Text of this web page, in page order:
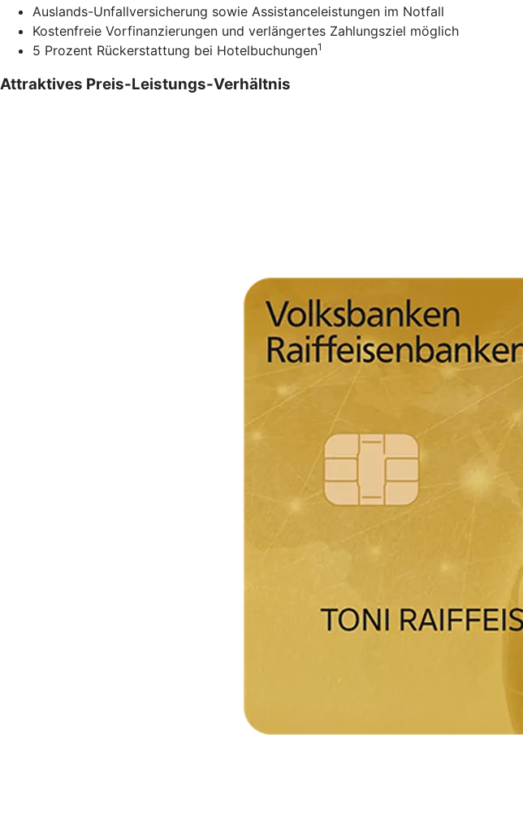
Auslands-Unfallversicherung sowie Assistanceleistungen im Notfall
Kostenfreie Vorfinanzierungen und verlängertes Zahlungsziel möglich
5 Prozent Rückerstattung bei Hotelbuchungen1
Attraktives Preis-Leistungs-Verhältnis